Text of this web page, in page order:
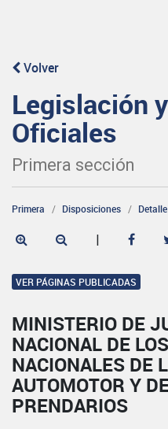
Volver
Legislación
Oficiales
Primera sección
Primera Disposiciones Detalle
|
VER PÁGINAS PUBLICADAS
MINISTERIO DE
NACIONAL DE
NACIONALES DE
AUTOMOTOR Y
PRENDARIOS